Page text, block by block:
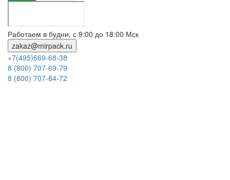
Работаем в будни, с 9:00 до 18:00 Мск
zakaz@mirpack.ru
+7(495)669-68-38
8 (800) 707-69-79
8 (800) 707-84-72